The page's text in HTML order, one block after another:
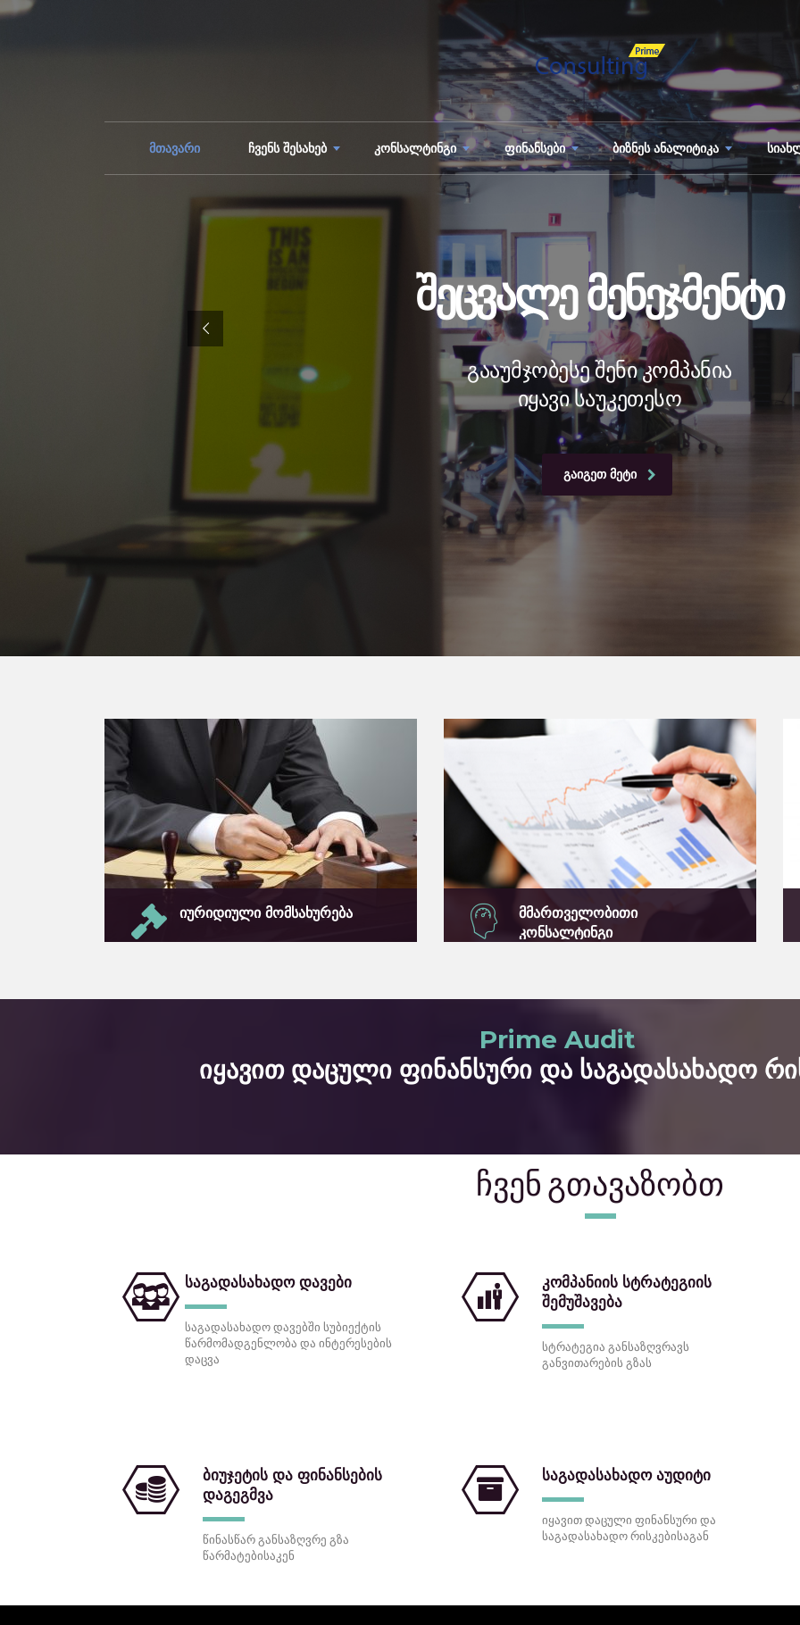
მთავარი ჩვენს შესახებ კონსალტინგი ფინანსები ბიზნეს ანალიტიკა
იურიდიული მომსახურება
მმართველობითი
კონსალტინგი
Prime Audit
იყავით დაცული ფინანსური და საგადასახადო
ჩვენ გთავაზობთ
საგადასახადო დავები
საგადასახადო დავებში სუბიექტის
წარმომადგენლობა და ინტერესების
დაცვა
კომპანიის სტრატეგიის
შემუშავება
სტრატეგია განსაზღვრავს
განვითარების გზას
ბიუჯეტის და ფინანსების
დაგეგმვა
წინასწარ განსაზღვრე გზა
წარმატებისაკენ
საგადასახადო აუდიტი
იყავით დაცული ფინანსური და
საგადასახადო რისკებისაგან